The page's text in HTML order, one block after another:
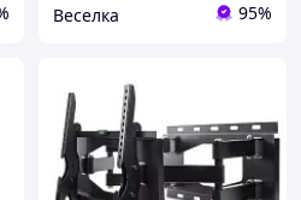
Веселка 95%